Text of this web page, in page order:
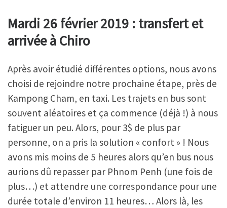
Mardi 26 février 2019 : transfert et
arrivée à Chiro
Après avoir étudié différentes options, nous avons
choisi de rejoindre notre prochaine étape, près de
Kampong Cham, en taxi. Les trajets en bus sont
souvent aléatoires et ça commence (déjà !) à nous
fatiguer un peu. Alors, pour 3$ de plus par
personne, on a pris la solution « confort » ! Nous
avons mis moins de 5 heures alors qu’en bus nous
aurions dû repasser par Phnom Penh (une fois de
plus…) et attendre une correspondance pour une
durée totale d’environ 11 heures… Alors là, les